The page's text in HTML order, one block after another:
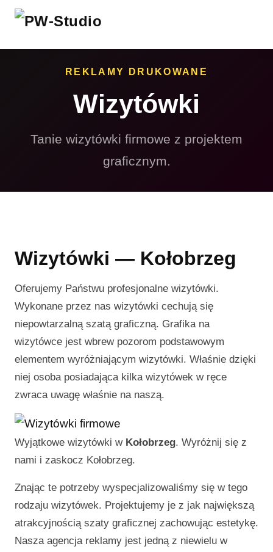
REKLAMY DRUKOWANE
Wizytówki
Tanie wizytówki firmowe z projektem
graficznym.
Wizytówki — Kołobrzeg
Oferujemy Państwu profesjonalne wizytówki.
Wykonane przez nas wizytówki cechują się
niepowtarzalną szatą graficzną. Grafika na
wizytówce jest wbrew pozorom podstawowym
elementem wyróżniającym wizytówki. Właśnie dzięki
niej osoba posiadająca kilka wizytówek w ręce
zwraca uwagę właśnie na naszą.
Wyjątkowe wizytówki w Kołobrzeg. Wyróżnij się z
nami i zaskocz Kołobrzeg.
Znając te potrzeby wyspecjalizowaliśmy się w tego
rodzaju wizytówek. Projektujemy je z jak największą
atrakcyjnością szaty graficznej zachowując estetykę.
Nasza agencja reklamy jest jedną z niewielu w